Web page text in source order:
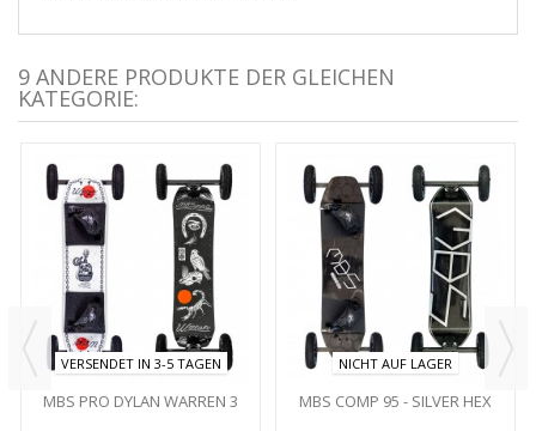
9 ANDERE PRODUKTE DER GLEICHEN
KATEGORIE:
VERSENDET IN 3-5 TAGEN
MBS PRO DYLAN WARREN 3
NICHT AUF LAGER
MBS COMP 95 - SILVER HEX